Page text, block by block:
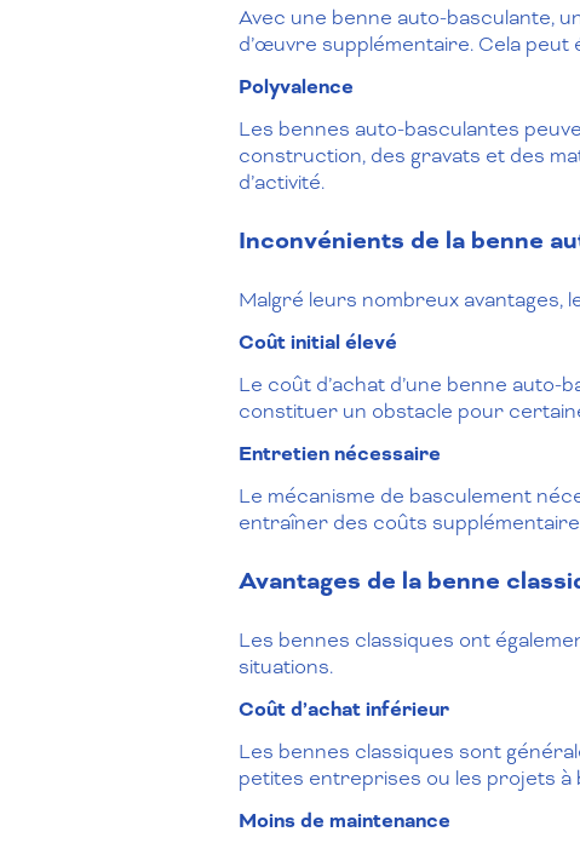
Avec une benne auto-basculante,
d’œuvre supplémentaire. Cela
Polyvalence
Les bennes auto-basculantes
construction, des gravats et des
d’activité.
Inconvénients de la benne
Malgré leurs nombreux avantages,
Coût initial élevé
Le coût d’achat d’une benne auto-
constituer un obstacle pour
Entretien nécessaire
Le mécanisme de basculement
entraîner des coûts
Avantages de la benne
Les bennes classiques ont
situations.
Coût d’achat inférieur
Les bennes classiques sont
petites entreprises ou les projets à
Moins de maintenance